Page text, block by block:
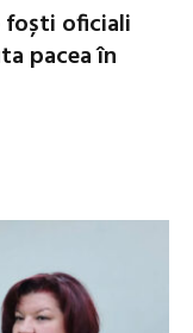
foști oficiali
pacea în